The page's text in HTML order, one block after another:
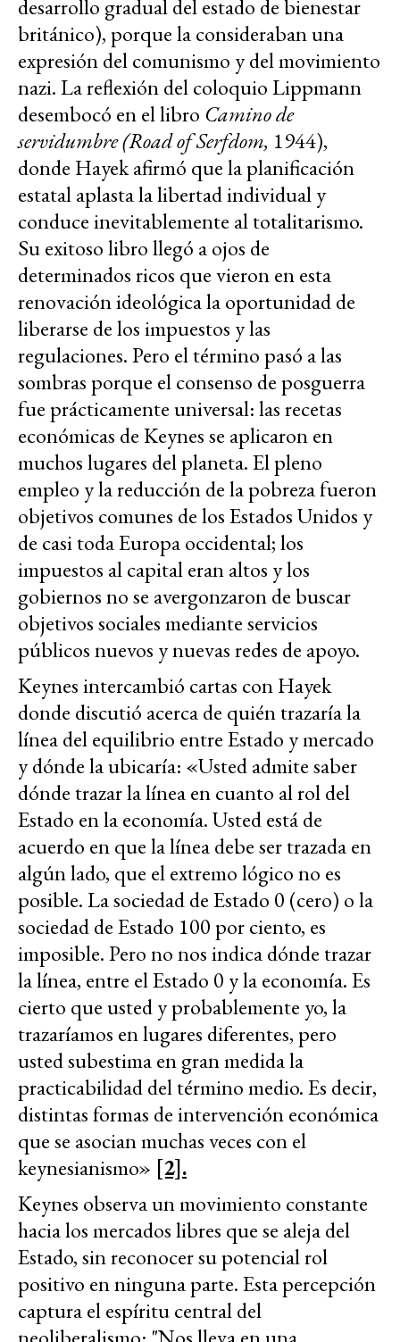
desarrollo gradual del estado de bienestar
británico), porque la consideraban una
expresión del comunismo y del movimiento
nazi. La reflexión del coloquio Lippmann
desembocó en el libro Camino de
servidumbre (Road of Serfdom, 1944),
donde Hayek afirmó que la planificación
estatal aplasta la libertad individual y
conduce inevitablemente al totalitarismo.
Su exitoso libro llegó a ojos de
determinados ricos que vieron en esta
renovación ideológica la oportunidad de
liberarse de los impuestos y las
regulaciones. Pero el término pasó a las
sombras porque el consenso de posguerra
fue prácticamente universal: las recetas
económicas de Keynes se aplicaron en
muchos lugares del planeta. El pleno
empleo y la reducción de la pobreza fueron
objetivos comunes de los Estados Unidos y
de casi toda Europa occidental; los
impuestos al capital eran altos y los
gobiernos no se avergonzaron de buscar
objetivos sociales mediante servicios
públicos nuevos y nuevas redes de apoyo.
Keynes intercambió cartas con Hayek
donde discutió acerca de quién trazaría la
línea del equilibrio entre Estado y mercado
y dónde la ubicaría: «Usted admite saber
dónde trazar la línea en cuanto al rol del
Estado en la economía. Usted está de
acuerdo en que la línea debe ser trazada en
algún lado, que el extremo lógico no es
posible. La sociedad de Estado 0 (cero) o la
sociedad de Estado 100 por ciento, es
imposible. Pero no nos indica dónde trazar
la línea, entre el Estado 0 y la economía. Es
cierto que usted y probablemente yo, la
trazaríamos en lugares diferentes, pero
usted subestima en gran medida la
practicabilidad del término medio. Es decir,
distintas formas de intervención económica
que se asocian muchas veces con el
keynesianismo» [2].
Keynes observa un movimiento constante
hacia los mercados libres que se aleja del
Estado, sin reconocer su potencial rol
positivo en ninguna parte. Esta percepción
captura el espíritu central del